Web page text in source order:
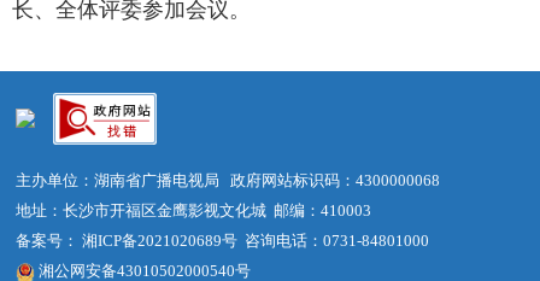
长、全体评委参加会议。
主办单位：湖南省广播电视局 政府网站标识码：4300000068
地址：长沙市开福区金鹰影视文化城 邮编：410003
备案号： 湘ICP备2021020689号咨询电话：0731-84801000
湘公网安备43010502000540号